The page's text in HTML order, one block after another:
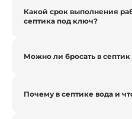
Какой срок выполнения
септика под ключ?
Можно ли бросать в септик
Почему в септике вода и